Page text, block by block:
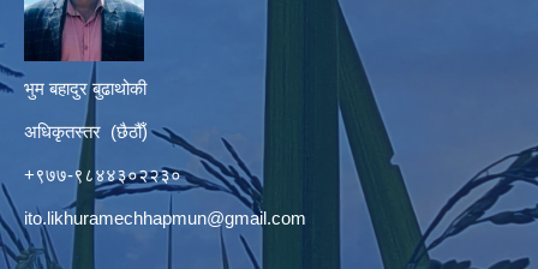
भुम बहादुर बुढाथोकी
अधिकृतस्तर (छैठौँ)
+९७७-९८४४३०२२३०
ito.likhuramechhapmun@gmail.com